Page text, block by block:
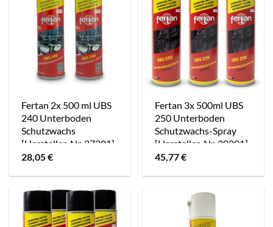
Fertan 2x 500 ml UBS
240 Unterboden
Schutzwachs
[Hersteller-Nr. 27201]
28,05€
Fertan 3x 500ml UBS
250 Unterboden
Schutzwachs-Spray
[Hersteller-Nr. 30201]
45,77€